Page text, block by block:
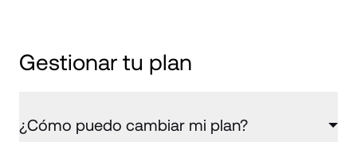
Gestionar tu plan
¿Cómo puedo cambiar mi plan?